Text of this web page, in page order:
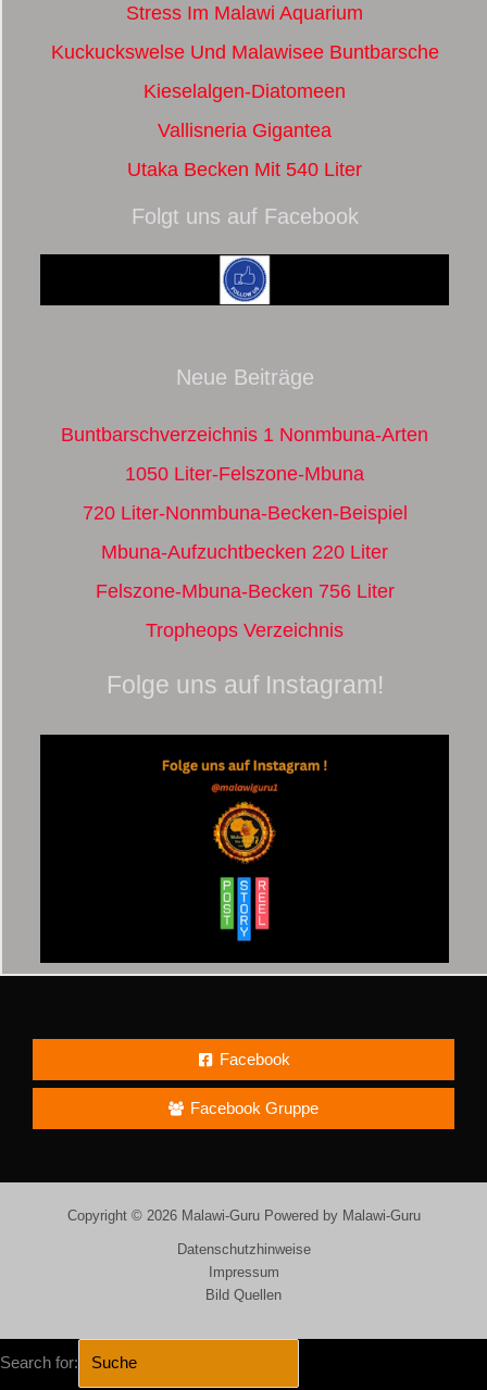
Stress Im Malawi Aquarium
Kuckuckswelse Und Malawisee Buntbarsche
Kieselalgen-Diatomeen
Vallisneria Gigantea
Utaka Becken Mit 540 Liter
Folgt uns auf Facebook
Neue Beiträge
Buntbarschverzeichnis 1 Nonmbuna-Arten
1050 Liter-Felszone-Mbuna
720 Liter-Nonmbuna-Becken-Beispiel
Mbuna-Aufzuchtbecken 220 Liter
Felszone-Mbuna-Becken 756 Liter
Tropheops Verzeichnis
Folge uns auf Instagram!
Facebook
Facebook Gruppe
Copyright © 2026 Malawi-Guru Powered by Malawi-Guru
Datenschutzhinweise
Impressum
Bild Quellen
Search for: